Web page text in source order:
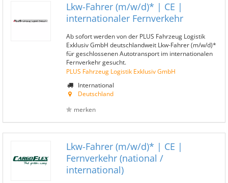
Lkw-Fahrer (m/w/d)* | CE |
internationaler Fernverkehr
Ab sofort werden von der PLUS Fahrzeug Logistik
Exklusiv GmbH deutschlandweit Lkw-Fahrer (m/w/d)*
für geschlossenen Autotransport im internationalen
Fernverkehr gesucht.
PLUS Fahrzeug Logistik Exklusiv GmbH
International
Deutschland
merken
Lkw-Fahrer (m/w/d)* | CE |
Fernverkehr (national /
international)